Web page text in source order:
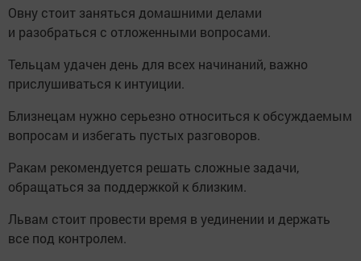
Овну стоит заняться домашними делами
и разобраться с отложенными вопросами.
Тельцам удачен день для всех начинаний, важно
прислушиваться к интуиции.
Близнецам нужно серьезно относиться к обсуждаемым
вопросам и избегать пустых разговоров.
Ракам рекомендуется решать сложные задачи,
обращаться за поддержкой к близким.
Львам стоит провести время в уединении и держать
все под контролем.